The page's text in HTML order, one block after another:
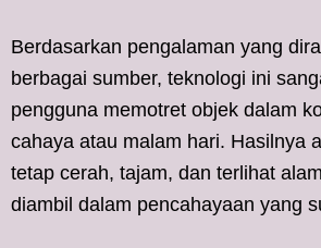
Berdasarkan pengalaman yang
berbagai sumber, teknologi ini
pengguna memotret objek dalam
cahaya atau malam hari. Hasilnya
tetap cerah, tajam, dan terlihat
diambil dalam pencahayaan yang